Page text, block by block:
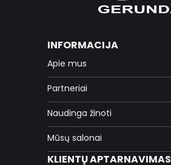
INFORMACIJA
Apie mus
Partneriai
Naudinga žinoti
Mūsų salonai
KLIENTŲ APTARNAVIMAS